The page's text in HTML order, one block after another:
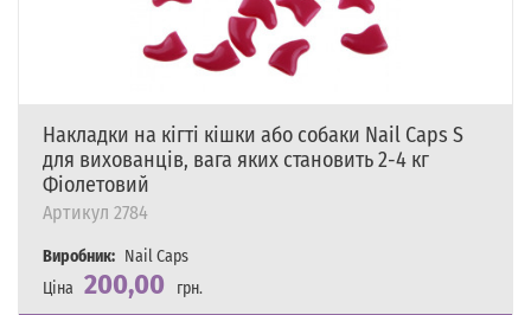
Накладки на кігті кішки або собаки Nail Caps S
для вихованців, вага яких становить 2-4 кг
Фіолетовий
Артикул 2784
Виробник: Nail Caps
Ціна 200,00
грн.